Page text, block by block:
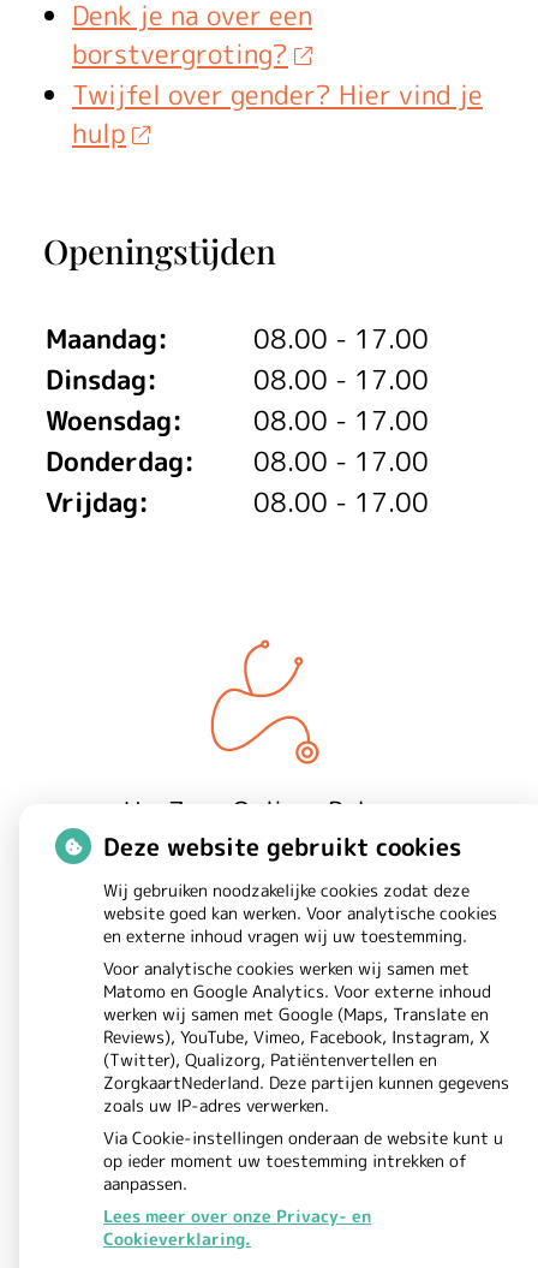
Denk je na over een
borstvergroting?
Twijfel over gender? Hier vind je
hulp
Openingstijden
Maandag:
08.00 - 17.00
Dinsdag:
08.00 - 17.00
Woensdag:
08.00 - 17.00
Donderdag:
08.00 - 17.00
Vrijdag:
08.00 - 17.00
Uw Zorg Online
Beheer
Privacy verklaring
Cookie-
instellingen|Voorwaarden
Deze website gebruikt cookies
Wij gebruiken noodzakelijke cookies zodat deze
website goed kan werken. Voor analytische cookies
en externe inhoud vragen wij uw toestemming.
Voor analytische cookies werken wij samen met
Matomo en Google Analytics. Voor externe inhoud
werken wij samen met Google (Maps, Translate en
Reviews), YouTube, Vimeo, Facebook, Instagram, X
(Twitter), Qualizorg, Patiëntenvertellen en
ZorgkaartNederland. Deze partijen kunnen gegevens
zoals uw IP-adres verwerken.
Via Cookie-instellingen onderaan de website kunt u
op ieder moment uw toestemming intrekken of
aanpassen.
Lees meer over onze Privacy- en
Cookieverklaring.